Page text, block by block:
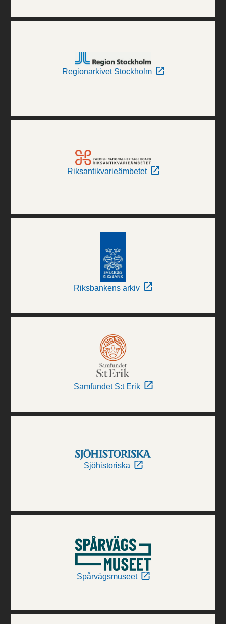
Regionarkivet Stockholm
Riksantikvarieämbetet
Riksbankens arkiv
Samfundet S:t Erik
Sjöhistoriska
Spårvägsmuseet